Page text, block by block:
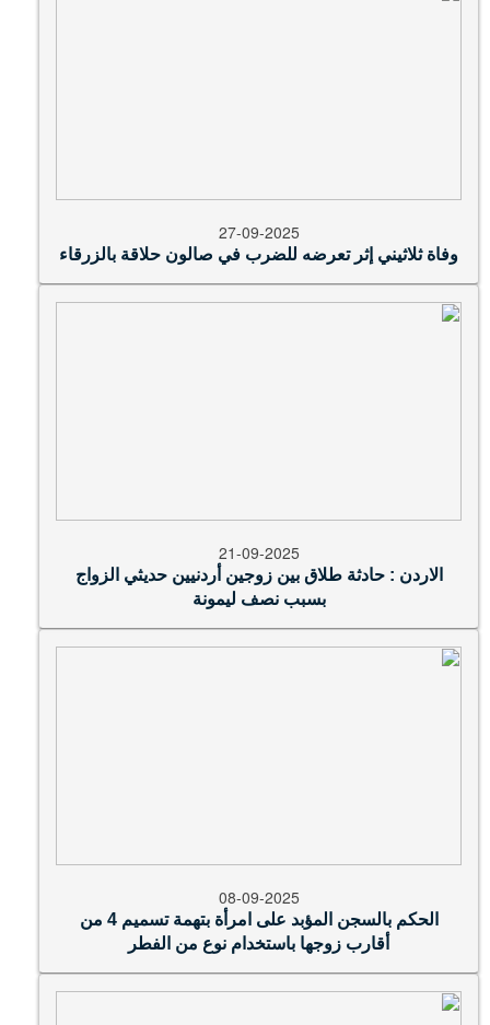
27-09-2025
وفاة ثلاثيني إثر تعرضه للضرب في صالون حلاقة بالزرقاء
21-09-2025
الاردن : حادثة طلاق بين زوجين أردنيين حديثي الزواج
بسبب نصف ليمونة
08-09-2025
الحكم بالسجن المؤبد على امرأة بتهمة تسميم 4 من
أقارب زوجها باستخدام نوع من الفطر